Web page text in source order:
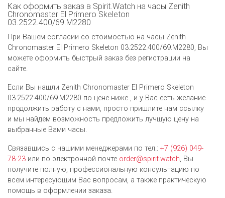
Как оформить заказ в Spirit.Watch на часы Zenith
Chronomaster El Primero Skeleton
03.2522.400/69.M2280
При Вашем согласии со стоимостью на часы Zenith
Chronomaster El Primero Skeleton 03.2522.400/69.M2280, Вы
можете оформить быстрый заказ без регистрации на
сайте.
Если Вы нашли Zenith Chronomaster El Primero Skeleton
03.2522.400/69.M2280 по цене ниже , и у Вас есть желание
продолжить работу с нами, просто пришлите нам ссылку
и мы найдем возможность предложить лучшую цену на
выбранные Вами часы.
Связавшись с нашими менеджерами по тел.: +7 (926) 049-
78-23 или по электронной почте order@spirit.watch, Вы
получите полную, профессиональную консультацию по
всем интересующим Вас вопросам, а также практическую
помощь в оформлении заказа.